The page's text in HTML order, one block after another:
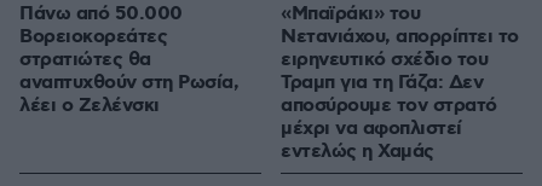
Πάνω από 50.000
Βορειοκορεάτες
στρατιώτες θα
αναπτυχθούν στη Ρωσία,
λέει ο Ζελένσκι
«Μπαϊράκι» του
Νετανιάχου, απορρίπτει το
ειρηνευτικό σχέδιο του
Τραμπ για τη Γάζα: Δεν
αποσύρουμε τον στρατό
μέχρι να αφοπλιστεί
εντελώς η Χαμάς